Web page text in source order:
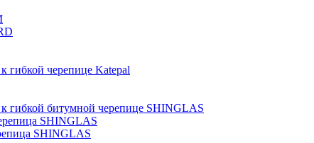
гибкой черепице Katepal
гибкой битумной черепице SHINGLAS
SHINGLAS
SHINGLAS